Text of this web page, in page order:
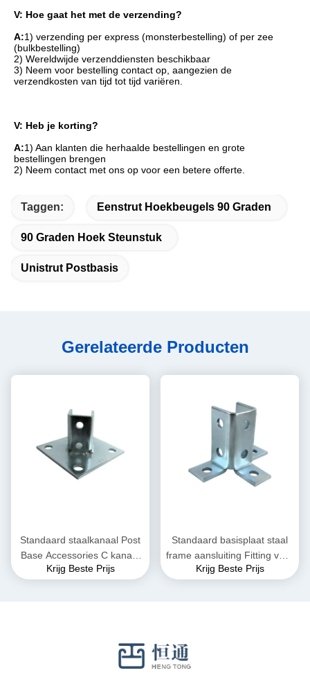
V: Hoe gaat het met de verzending?
A:1) verzending per express (monsterbestelling) of per zee
(bulkbestelling)
2) Wereldwijde verzenddiensten beschikbaar
3) Neem voor bestelling contact op, aangezien de
verzendkosten van tijd tot tijd variëren.
V: Heb je korting?
A:1) Aan klanten die herhaalde bestellingen en grote
bestellingen brengen
2) Neem contact met ons op voor een betere offerte.
Taggen: Eenstrut Hoekbeugels 90 Graden
90 Graden Hoek Steunstuk
Unistrut Postbasis
Gerelateerde Producten
Standaard staalkanaal Post
Base Accessories C kanaal
1-5/8"
Krijg Beste Prijs
Standaard basisplaat staal
frame aansluiting Fitting voor
kanaal 15-20kg
Krijg Beste Prijs